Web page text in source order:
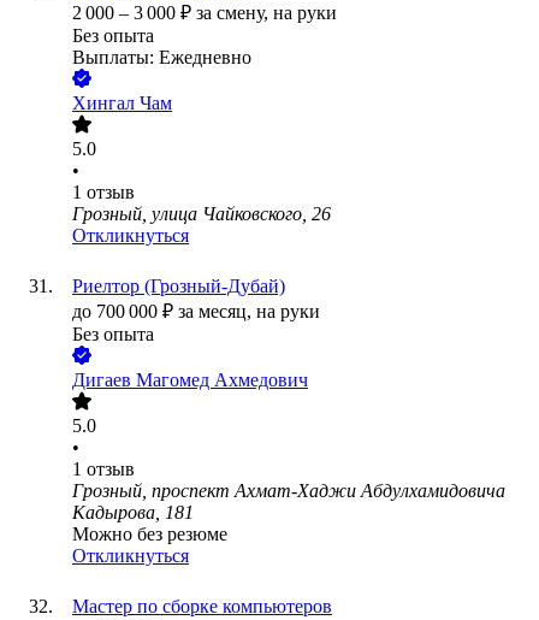
2 000 – 3 000 ₽ за смену, на руки
Без опыта
Выплаты: Ежедневно
Хингал Чам
5.0
•
1 отзыв
Грозный, улица Чайковского, 26
Откликнуться
Риелтор (Грозный-Дубай)
до 700 000 ₽ за месяц, на руки
Без опыта
Дигаев Магомед Ахмедович
5.0
•
1 отзыв
Грозный, проспект Ахмат-Хаджи Абдулхамидовича
Кадырова, 181
Можно без резюме
Откликнуться
Мастер по сборке компьютеров